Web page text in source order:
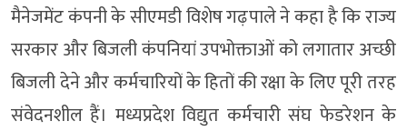
मैनेजमेंट कंपनी के सीएमडी विशेष गढ़पाले ने कहा है कि राज्य
सरकार और बिजली कंपनियां उपभोक्ताओं को लगातार अच्छी
बिजली देने और कर्मचारियों के हितों की रक्षा के लिए पूरी तरह
संवेदनशील हैं। मध्यप्रदेश विद्युत कर्मचारी संघ फेडरेशन के